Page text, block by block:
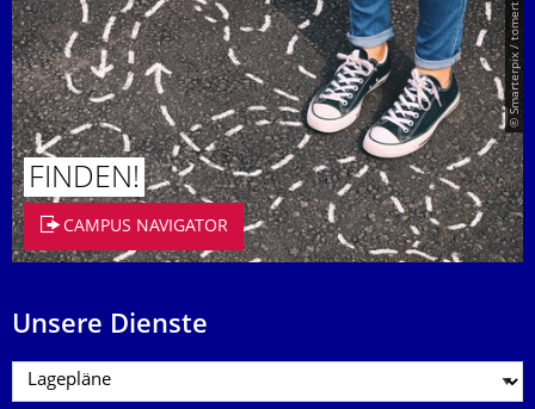
© Smarterpix / tomert
FINDEN!
CAMPUS NAVIGATOR
Unsere Dienste